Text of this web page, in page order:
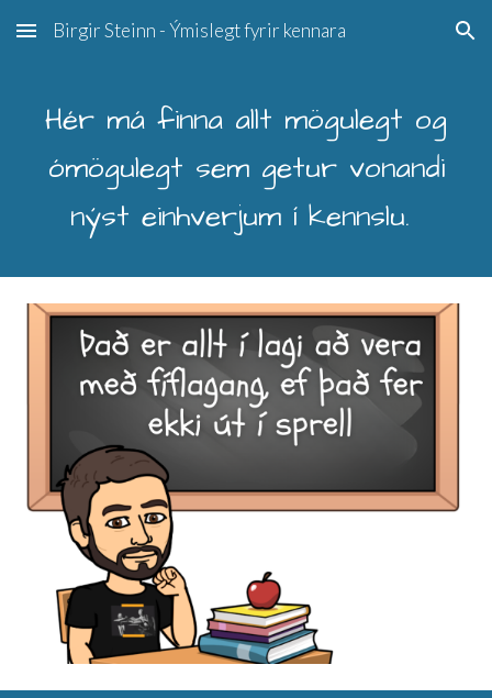
Skip to main content Skip to navigation
Birgir Steinn - Ýmislegt fyrir kennara
Hér má finna allt mögulegt og
ómögulegt sem getur vonandi
nýst einhverjum í kennslu.